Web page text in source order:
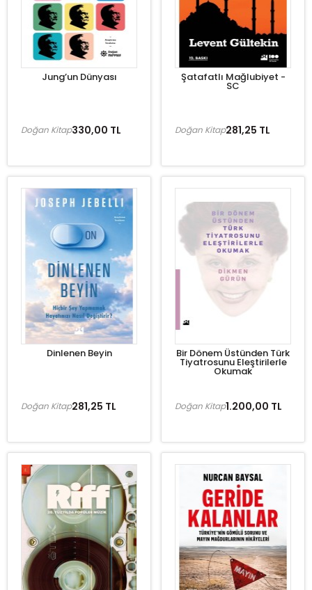
Jung’un Dünyası
330,00 TL
Doğan Kitap
Şatafatlı Mağlubiyet -
SC
281,25 TL
Doğan Kitap
Dinlenen Beyin
281,25 TL
Doğan Kitap
Bir Dönem Üstünden Türk
Tiyatrosunu Eleştirilerle
Okumak
1.200,00 TL
Doğan Kitap